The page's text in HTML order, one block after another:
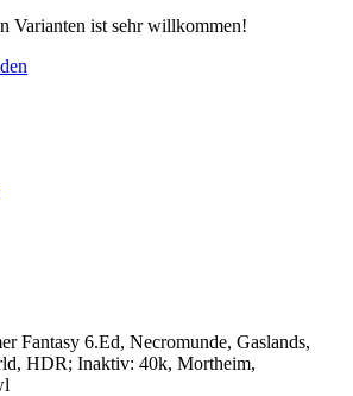
Varianten ist sehr willkommen!
Fantasy 6.Ed, Necromunde, Gaslands,
HDR; Inaktiv: 40k, Mortheim,